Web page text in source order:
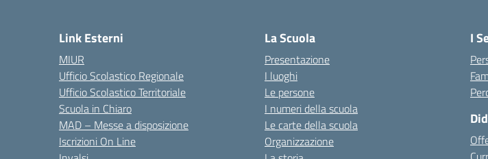
Link Esterni
MIUR
Ufficio Scolastico Regionale
Ufficio Scolastico Territoriale
Scuola in Chiaro
MAD – Messe a disposizione
Iscrizioni On Line
La Scuola
Presentazione
I luoghi
Le persone
I numeri della scuola
Le carte della scuola
Organizzazione
I